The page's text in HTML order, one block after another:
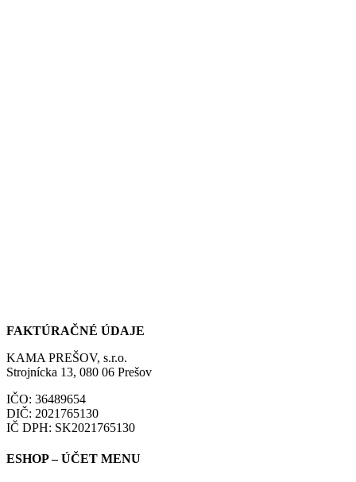
FAKTÚRAČNÉ ÚDAJE
KAMA PREŠOV, s.r.o.
Strojnícka 13, 080 06 Prešov
IČO: 36489654
DIČ: 2021765130
IČ DPH: SK2021765130
ESHOP – ÚČET MENU